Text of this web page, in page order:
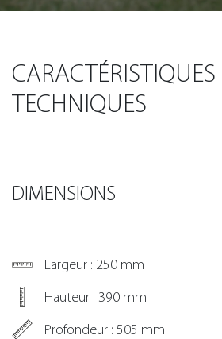
CARACTÉRISTIQUES
TECHNIQUES
DIMENSIONS
Largeur : 250 mm
Hauteur : 390 mm
Profondeur : 505 mm